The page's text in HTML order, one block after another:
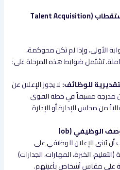
أولاً: حوكمة التوظيف والاستقطاب (Talent Acquisition
الأولى، وإذا لم تكن محوكمة،
تشتمل ضوابط هذه المرحلة على:
للوظائف:لا يجوز الإعلان عن
مدرجة مسبقاً في خطة القوى
من مجلس الإدارة أو الإدارة
صياغة بطاقات الوصف الوظيفي (Job
أن يُبنى الإعلان الوظيفي على
الخبرة، المهارات، الجدارات)
على مقاس أشخاص بأعينهم.